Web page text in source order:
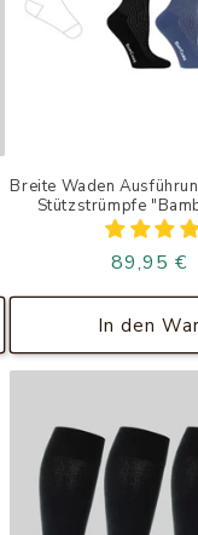
Breite Waden
Stützstrümpfe
89,95 €
In den